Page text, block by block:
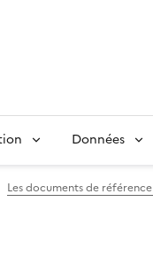
Données
Les documents de